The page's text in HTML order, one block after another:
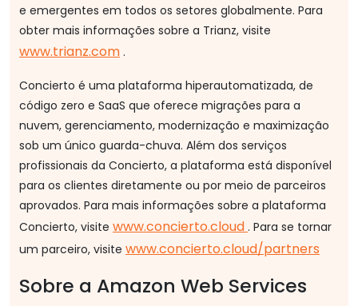
e emergentes em todos os setores globalmente. Para
obter mais informações sobre a Trianz, visite
www.trianz.com .
Concierto é uma plataforma hiperautomatizada, de
código zero e SaaS que oferece migrações para a
nuvem, gerenciamento, modernização e maximização
sob um único guarda-chuva. Além dos serviços
profissionais da Concierto, a plataforma está disponível
para os clientes diretamente ou por meio de parceiros
aprovados. Para mais informações sobre a plataforma
Concierto, visite www.concierto.cloud . Para se tornar
um parceiro, visite www.concierto.cloud/partners
Sobre a Amazon Web Services